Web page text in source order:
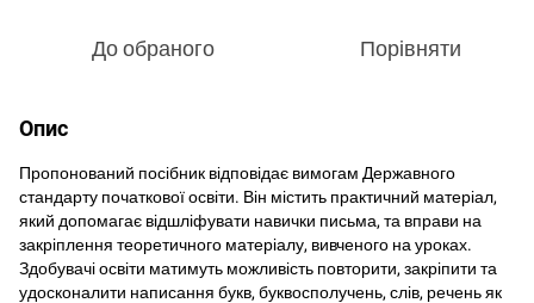
До обраного Порівняти
Опис
Пропонований посібник відповідає вимогам Державного
стандарту початкової освіти. Він містить практичний матеріал,
який допомагає відшліфувати навички письма, та вправи на
закріплення теоретичного матеріалу, вивченого на уроках.
Здобувачі освіти матимуть можливість повторити, закріпити та
удосконалити написання букв, буквосполучень, слів, речень як